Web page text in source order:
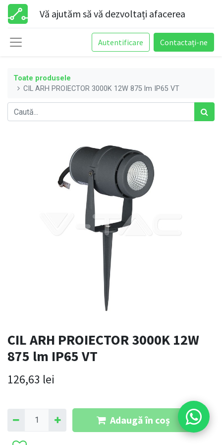
Vă ajutăm să vă dezvoltați afacerea
Autentificare Contactați-ne
Toate produsele
CIL ARH PROIECTOR 3000K 12W 875 lm IP65 VT
CIL ARH PROIECTOR 3000K 12W
875 lm IP65 VT
126,63 lei
Adaugă în coș